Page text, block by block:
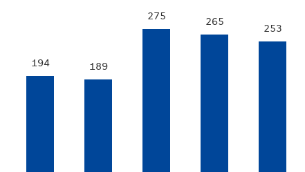
194 189
275
265
253